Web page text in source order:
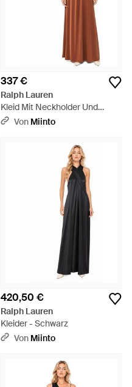
337 €
Ralph Lauren
Kleid Mit Neckholder Und
Bindeband Aus Charmeuse -
Von Miinto
420,50 €
Ralph Lauren
Kleider - Schwarz
Von Miinto